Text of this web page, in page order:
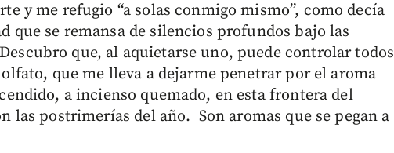
y me refugio “a solas conmigo mismo”, como decía
que se remansa de silencios profundos bajo las
que, al aquietarse uno, puede controlar todos
que me lleva a dejarme penetrar por el aroma
a incienso quemado, en esta frontera del
las postrimerías del año. Son aromas que se pegan a